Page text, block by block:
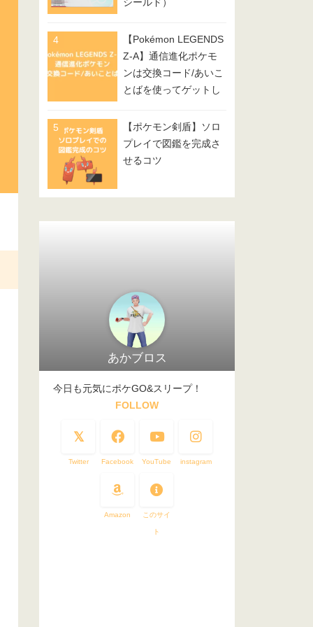
シールド）
【Pokémon LEGENDS
Z-A】通信進化ポケモ
ンは交換コード/あいこ
とばを使ってゲットし
【ポケモン剣盾】ソロ
プレイで図鑑を完成さ
せるコツ
あかブロス
今日も元気にポケGO&スリープ！
FOLLOW
Twitter Facebook YouTube instagram
Amazon このサイ
ト